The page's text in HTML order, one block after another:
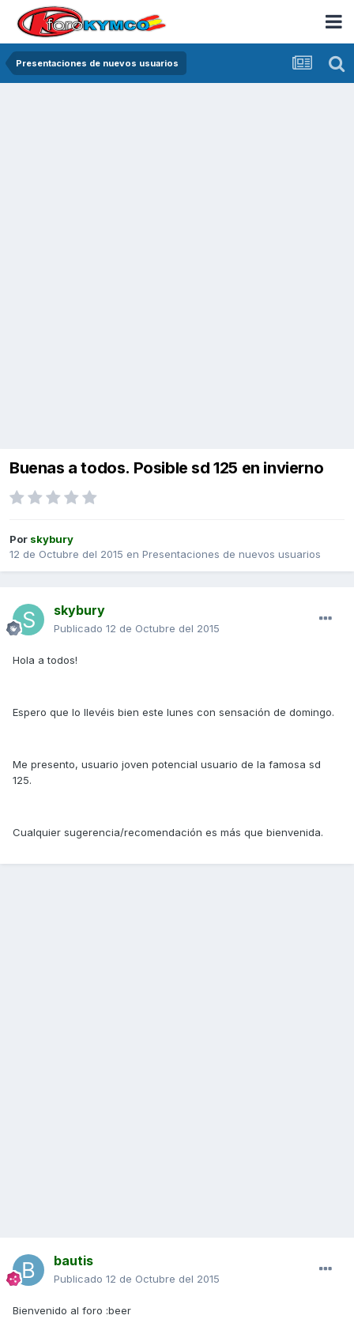
Presentaciones de nuevos usuarios
Buenas a todos. Posible sd 125 en invierno
Por skybury
12 de Octubre del 2015 en Presentaciones de nuevos usuarios
skybury
Publicado 12 de Octubre del 2015
Hola a todos!
Espero que lo llevéis bien este lunes con sensación de domingo.
Me presento, usuario joven potencial usuario de la famosa sd
125.
Cualquier sugerencia/recomendación es más que bienvenida.
bautis
Publicado 12 de Octubre del 2015
Bienvenido al foro :beer